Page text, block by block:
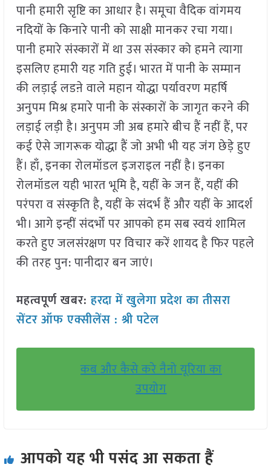
पानी हमारी सृष्टि का आधार है। समूचा वैदिक वांगमय
नदियों के किनारे पानी को साक्षी मानकर रचा गया।
पानी हमारे संस्कारों में था उस संस्कार को हमने त्यागा
इसलिए हमारी यह गति हुई। भारत में पानी के सम्मान
की लड़ाई लडऩे वाले महान योद्धा पर्यावरण महर्षि
अनुपम मिश्र हमारे पानी के संस्कारों के जागृत करने की
लड़ाई लड़ी है। अनुपम जी अब हमारे बीच हैं नहीं हैं, पर
कई ऐसे जागरूक योद्धा हैं जो अभी भी यह जंग छेड़े हुए
हैं। हाँ, इनका रोलमॉडल इजराइल नहीं है। इनका
रोलमॉडल यही भारत भूमि है, यहीं के जन हैं, यहीं की
परंपरा व संस्कृति है, यहीं के संदर्भ हैं और यहीं के आदर्श
भी। आगे इन्हीं संदर्भों पर आपको हम सब स्वयं शामिल
करते हुए जलसंरक्षण पर विचार करें शायद है फिर पहले
की तरह पुन: पानीदार बन जाएं।
महत्वपूर्ण खबर:हरदा में खुलेगा प्रदेश का तीसरा
सेंटर ऑफ एक्सीलेंस : श्री पटेल
कब और कैसे करे नैनो यूरिया का
उपयोग
आपको यह भी पसंद आ सकता हैं